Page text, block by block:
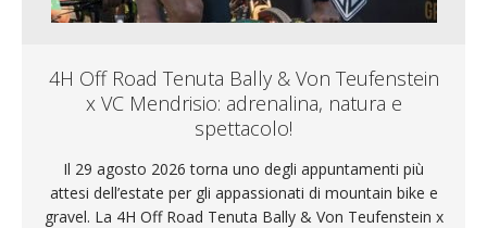
4H Off Road Tenuta Bally & Von Teufenstein
x VC Mendrisio: adrenalina, natura e
spettacolo!
Il 29 agosto 2026 torna uno degli appuntamenti più
attesi dell’estate per gli appassionati di mountain bike e
gravel. La 4H Off Road Tenuta Bally & Von Teufenstein x